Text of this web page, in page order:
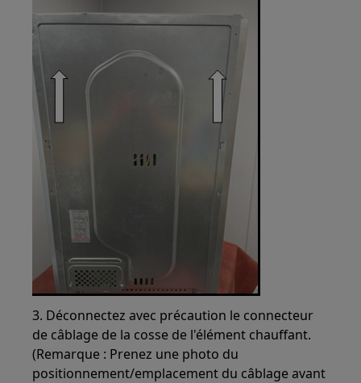
3. Déconnectez avec précaution le connecteur
de câblage de la cosse de l'élément chauffant.
(Remarque : Prenez une photo du
positionnement/emplacement du câblage avant